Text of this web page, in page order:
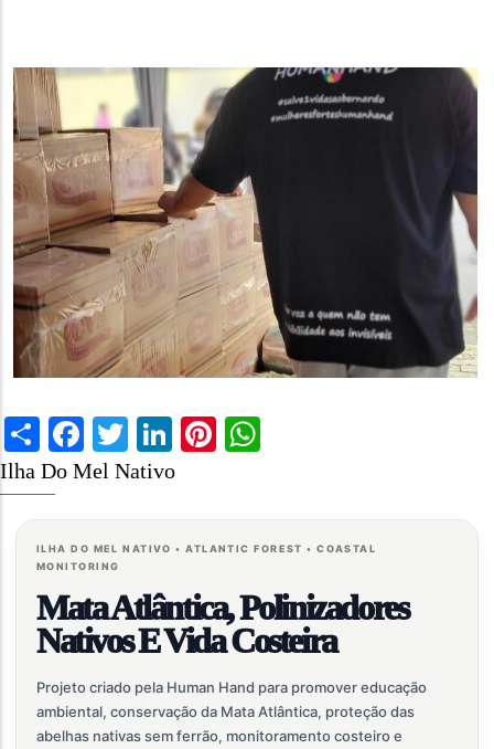
ShareFacebook
Twitter
LinkedIn
Pinterest
Ilha Do Mel Nativo
ILHA DO MEL NATIVO • ATLANTIC FOREST • COASTAL
MONITORING
Mata Atlântica, Polinizadores
Nativos E Vida Costeira
Projeto criado pela Human Hand para promover educação
ambiental, conservação da Mata Atlântica, proteção das
abelhas nativas sem ferrão, monitoramento costeiro e